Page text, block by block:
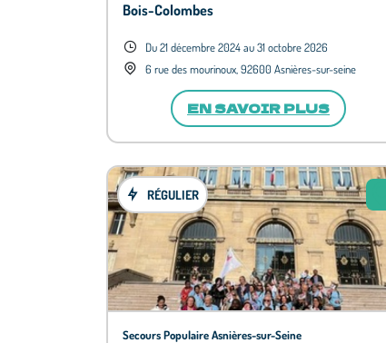
Bois-Colombes
Du 21 décembre 2024 au 31 octobre 2026
6 rue des mourinoux, 92600 Asnières-sur-seine
EN SAVOIR PLUS
RÉGULIER
Secours Populaire Asnières-sur-Seine